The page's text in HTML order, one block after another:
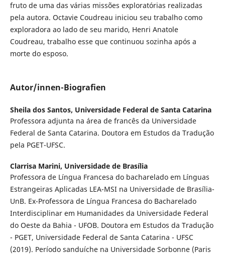
fruto de uma das várias missões exploratórias realizadas
pela autora. Octavie Coudreau iniciou seu trabalho como
exploradora ao lado de seu marido, Henri Anatole
Coudreau, trabalho esse que continuou sozinha após a
morte do esposo.
Autor/innen-Biografien
Sheila dos Santos, Universidade Federal de Santa Catarina
Professora adjunta na área de francês da Universidade
Federal de Santa Catarina. Doutora em Estudos da Tradução
pela PGET-UFSC.
Clarrisa Marini, Universidade de Brasília
Professora de Língua Francesa do bacharelado em Línguas
Estrangeiras Aplicadas LEA-MSI na Universidade de Brasília-
UnB. Ex-Professora de Língua Francesa do Bacharelado
Interdisciplinar em Humanidades da Universidade Federal
do Oeste da Bahia - UFOB. Doutora em Estudos da Tradução
- PGET, Universidade Federal de Santa Catarina - UFSC
(2019). Período sanduíche na Universidade Sorbonne (Paris